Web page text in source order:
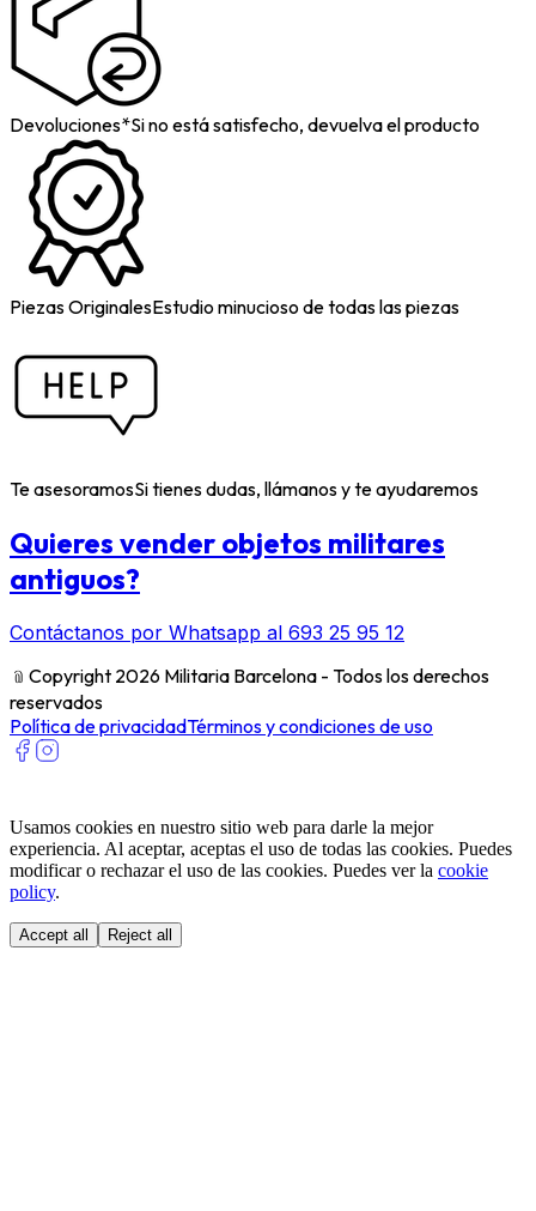
Devoluciones*Si no está satisfecho, devuelva el producto
Piezas OriginalesEstudio minucioso de todas las piezas
Te asesoramosSi tienes dudas, llámanos y te ayudaremos
Quieres vender objetos militares
antiguos?
Contáctanos por Whatsapp al 693 25 95 12
﹫ Copyright 2026 Militaria Barcelona - Todos los derechos
reservados
Política de privacidadTérminos y condiciones de uso
Usamos cookies en nuestro sitio web para darle la mejor
experiencia. Al aceptar, aceptas el uso de todas las cookies. Puedes
modificar o rechazar el uso de las cookies. Puedes ver la cookie
policy.
Accept all Reject all